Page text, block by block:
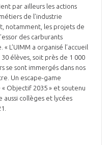
par ailleurs les actions
de l’industrie
notamment, les projets de
des carburants
L’UIMM a organisé l’accueil
élèves, soit près de 1 000
se sont immergés dans nos
Un escape-game
Objectif 2035 » et soutenu
aussi collèges et lycées